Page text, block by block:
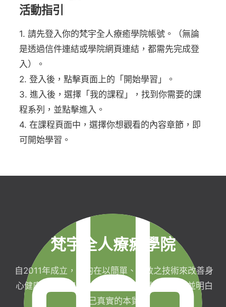
活動指引
1. 請先登入你的梵宇全人療癒學院帳號。（無論
是透過信件連結或學院網頁連結，都需先完成登
入）。
2. 登入後，點擊頁面上的「開始學習」。
3. 進入後，選擇「我的課程」，找到你需要的課
程系列，並點擊進入。
4. 在課程頁面中，選擇你想觀看的內容章節，即
可開始學習。
梵宇全人療癒學院
自2011年成立，目的在以簡單、有效之技術來改善身
心健康，協助完成生命目標與實現靈性生活，並明白
自己真實的本質。